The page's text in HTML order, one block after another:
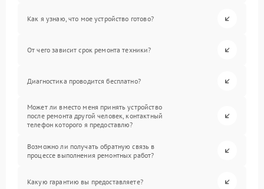
Как я узнаю, что мое устройство готово?
От чего зависит срок ремонта техники?
Диагностика проводится бесплатно?
Может ли вместо меня принять устройство
после ремонта другой человек, контактный
телефон которого я предоставлю?
Возможно ли получать обратную связь в
процессе выполнения ремонтных работ?
Какую гарантию вы предоставляете?